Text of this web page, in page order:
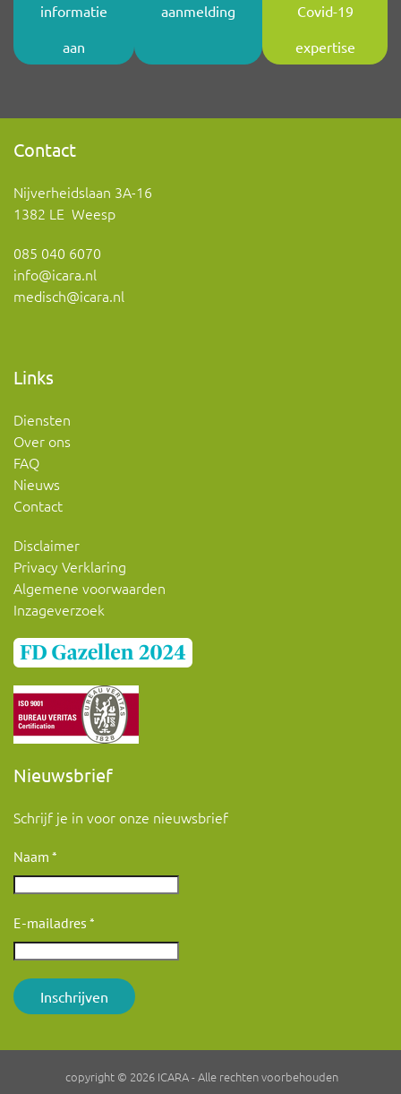
informatie
aan
aanmelding
Covid-19
expertise
Contact
Nijverheidslaan 3A-16
1382 LE Weesp
085 040 6070
info@icara.nl
medisch@icara.nl
Links
Diensten
Over ons
FAQ
Nieuws
Contact
Disclaimer
Privacy Verklaring
Algemene voorwaarden
Inzageverzoek
Nieuwsbrief
Schrijf je in voor onze nieuwsbrief
Naam *
E-mailadres *
Inschrijven
copyright © 2026 ICARA - Alle rechten voorbehouden